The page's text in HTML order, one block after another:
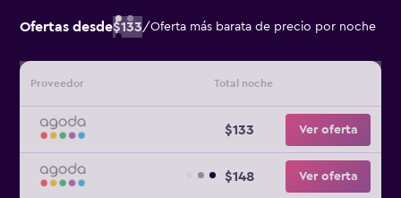
Ofertas desde$133/Oferta más barata de precio por noche
Proveedor Total noche
$133 Ver oferta
$148 Ver oferta